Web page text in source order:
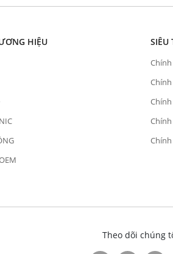
HIỆU SIÊU
Chính
Chính
Chính
Chính
Theo dõi chúng